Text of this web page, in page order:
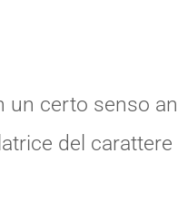
un certo senso
del carattere